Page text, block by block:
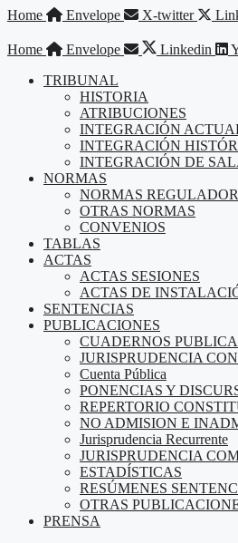
Saltar
contenido
Home Envelope X-twitter
Home Envelope Linkedin
TRIBUNAL
HISTORIA
ATRIBUCIONES
INTEGRACIÓN
INTEGRACIÓN
INTEGRACIÓN DE
NORMAS
NORMAS
OTRAS NORMAS
CONVENIOS
TABLAS
ACTAS
ACTAS SESIONES
ACTAS DE
SENTENCIAS
PUBLICACIONES
CUADERNOS
JURISPRUDENCIA
Cuenta Pública
PONENCIAS Y
REPERTORIO
NO ADMISION E
Jurisprudencia Recurrente
JURISPRUDENCIA
ESTADÍSTICAS
RESÚMENES
OTRAS
PRENSA